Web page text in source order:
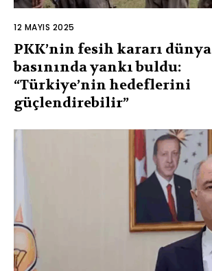
12 MAYIS 2025
PKK’nin fesih kararı dünya
basınında yankı buldu:
“Türkiye’nin hedeflerini
güçlendirebilir”